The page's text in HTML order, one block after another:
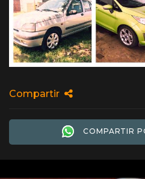
Compartir
COMPARTIR